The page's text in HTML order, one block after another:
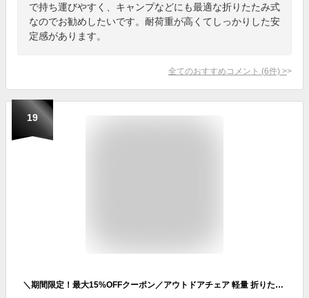
で持ち運びやすく、キャンプなどにも最適な折りたたみ式
なのでお勧めしたいです。耐荷重が高くてしっかりした安
定感があります。
全てのおすすめコメント (6件) >
19
＼期間限定！最大15%OFFクーポン／アウトドアチェア 軽量 折りたたみ キャンプ チェア おしゃれ 椅子 かわいい コンパクト 折りたたみ椅子 夏 フェス 軽い ポータブル チェアー キャンプチェア 2023 BBQ 収納ケース付き